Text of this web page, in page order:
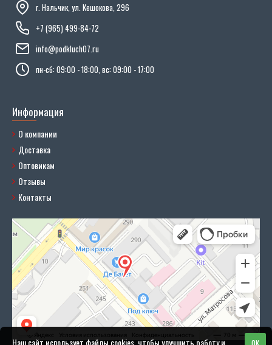
г. Нальчик, ул. Кешокова, 296
+7 (965) 499-84-72
info@podkluch07.ru
пн-сб: 09:00 - 18:00, вс: 09:00 - 17:00
Информация
О компании
Доставка
Оптовикам
Отзывы
Контакты
Наш сайт использует файлы cookies, чтобы улучшить работу и